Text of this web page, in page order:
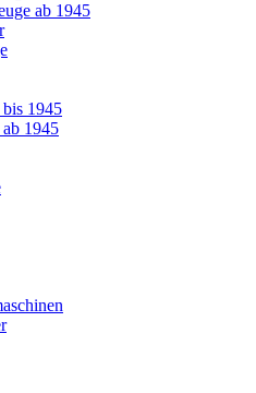
ab 1945
1945
1945